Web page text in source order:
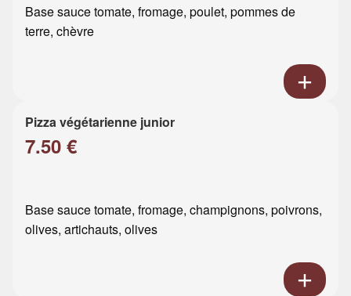
Base sauce tomate, fromage, poulet, pommes de
terre, chèvre
Pizza végétarienne junior
7.50 €
Base sauce tomate, fromage, champignons, poivrons,
olives, artichauts, olives